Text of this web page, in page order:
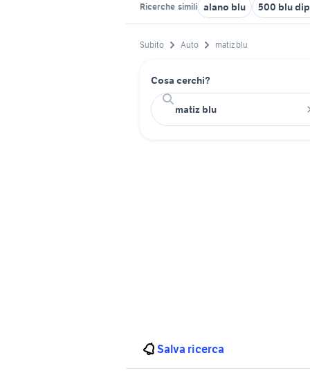
Ricerche simili alano blu 500 blu
Subito Auto matiz blu
Cosa cerchi?
Salva ricerca